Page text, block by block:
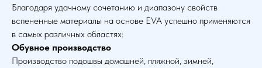
Благодаря удачному сочетанию и диапазону свойств
вспененные материалы на основе EVA успешно применяются
в самых различных областях:
Обувное производство
Производство подошвы домашней, пляжной, зимней,